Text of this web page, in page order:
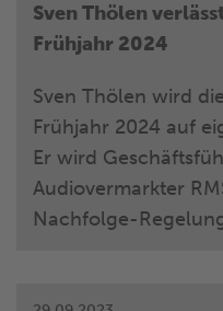
Sven Thölen
Frühjahr 2024
Sven Thölen wird
Frühjahr 2024 auf
Er wird
Audiovermarkter
Nachfolge-